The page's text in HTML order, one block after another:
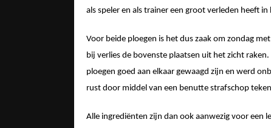
als speler en als trainer een groot verleden heeft
Voor beide ploegen is het dus zaak om zondag
bij verlies de bovenste plaatsen uit het zicht
ploegen goed aan elkaar gewaagd zijn en werd
rust door middel van een benutte strafschop
Alle ingrediënten zijn dan ook aanwezig voor een